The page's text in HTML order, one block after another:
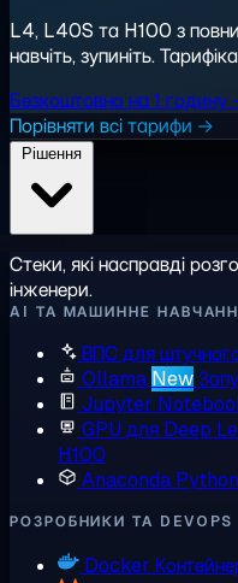
L4, L40S та H100 з
навчіть, зупиніть.
Безкоштовно на 1 годину
Порівняти всі тарифи →
Стеки, які насправді
інженери.
AI ТА МАШИННЕ
ВПС для
Ollama New
Jupyter
GPU для Deep
H100
Anaconda
РОЗРОБНИКИ ТА DEVOPS
Docker